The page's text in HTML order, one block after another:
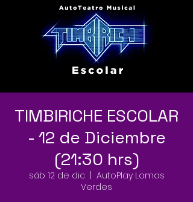
TIMBIRICHE ESCOLAR
- 12 de Diciembre
(21:30 hrs)
sáb 12 de dic
  |
AutoPlay Lomas
Verdes